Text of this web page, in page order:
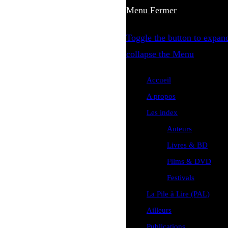
Menu Fermer
Toggle the button to
collapse the Menu
Accueil
A propos
Les index
Auteurs
Livres & BD
Films & DVD
Festivals
La Pile à Lire (PAL)
Ailleurs